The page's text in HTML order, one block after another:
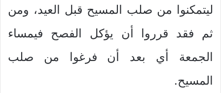
ليتمكنوا من صلب المسيح قبل العيد، ومن
ثم فقد قرروا أن يؤكل الفصح فيمساء
الجمعة أي بعد أن فرغوا من صلب
المسيح.